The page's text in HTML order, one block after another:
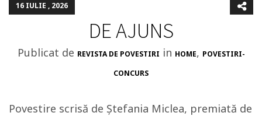
16 IULIE , 2026
DE AJUNS
Publicat de REVISTA DE POVESTIRI in HOME, POVESTIRI-
CONCURS
Povestire scrisă de Ștefania Miclea, premiată de